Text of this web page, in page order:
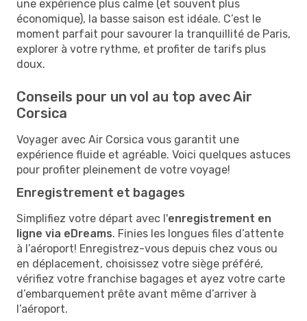
une expérience plus calme (et souvent plus
économique), la basse saison est idéale. C’est le
moment parfait pour savourer la tranquillité de Paris,
explorer à votre rythme, et profiter de tarifs plus
doux.
Conseils pour un vol au top avec Air
Corsica
Voyager avec Air Corsica vous garantit une
expérience fluide et agréable. Voici quelques astuces
pour profiter pleinement de votre voyage!
Enregistrement et bagages
Simplifiez votre départ avec l'enregistrement en
ligne via eDreams. Finies les longues files d’attente
à l’aéroport! Enregistrez-vous depuis chez vous ou
en déplacement, choisissez votre siège préféré,
vérifiez votre franchise bagages et ayez votre carte
d’embarquement prête avant même d’arriver à
l’aéroport.